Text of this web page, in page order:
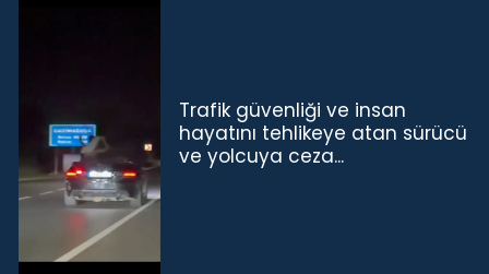
Trafik güvenliği ve insan
hayatını tehlikeye atan sürücü
ve yolcuya ceza...